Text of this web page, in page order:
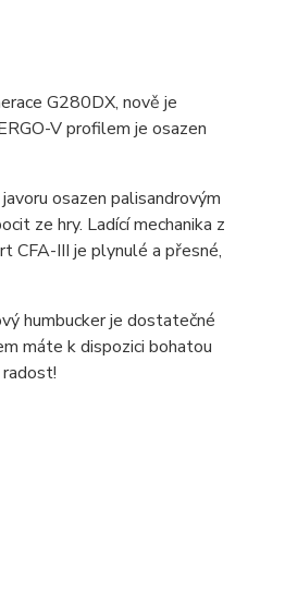
G280DX, nově je
V profilem je osazen
osazen palisandrovým
ze hry. Ladící mechanika z
CFA-III je plynulé a přesné,
humbucker je dostatečné
máte k dispozici bohatou